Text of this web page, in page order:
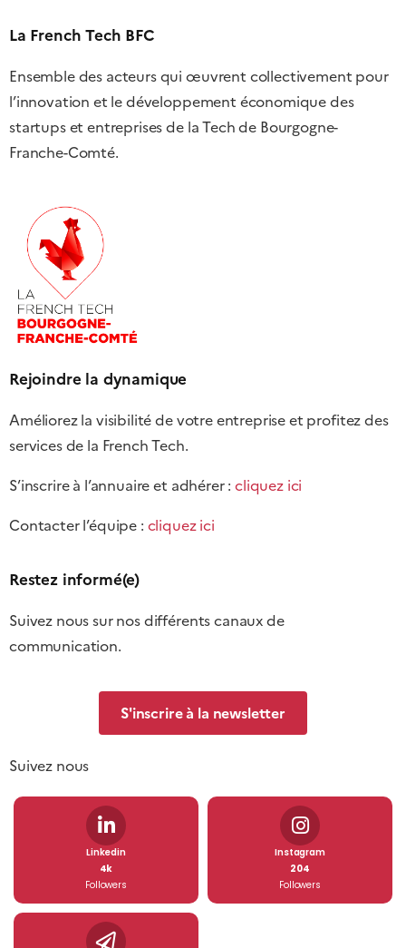
La French Tech BFC
Ensemble des acteurs qui œuvrent collectivement pour
l’innovation et le développement économique des
startups et entreprises de la Tech de Bourgogne-
Franche-Comté.
Rejoindre la dynamique
Améliorez la visibilité de votre entreprise et profitez des
services de la French Tech.
S’inscrire à l’annuaire et adhérer :cliquez ici
Contacter l’équipe : cliquez ici
Restez informé(e)
Suivez nous sur nos différents canaux de
communication.
S'inscrire à la newsletter
Suivez nous
Linkedin
4k
Followers
Instagram
204
Followers